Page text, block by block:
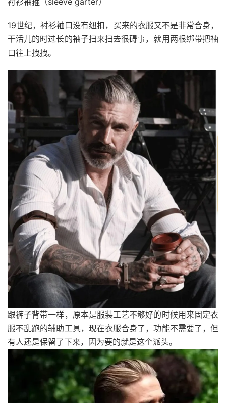
19世纪，衬衫袖口没有纽扣，买来的衣服又不是非常合身，
干活儿的时过长的袖子扫来扫去很碍事，就用两根绑带把袖
口往上拽拽。
跟裤子背带一样，原本是服装工艺不够好的时候用来固定衣
服不乱跑的辅助工具，现在衣服合身了，功能不需要了，但
有人还是保留了下来，因为要的就是这个派头。